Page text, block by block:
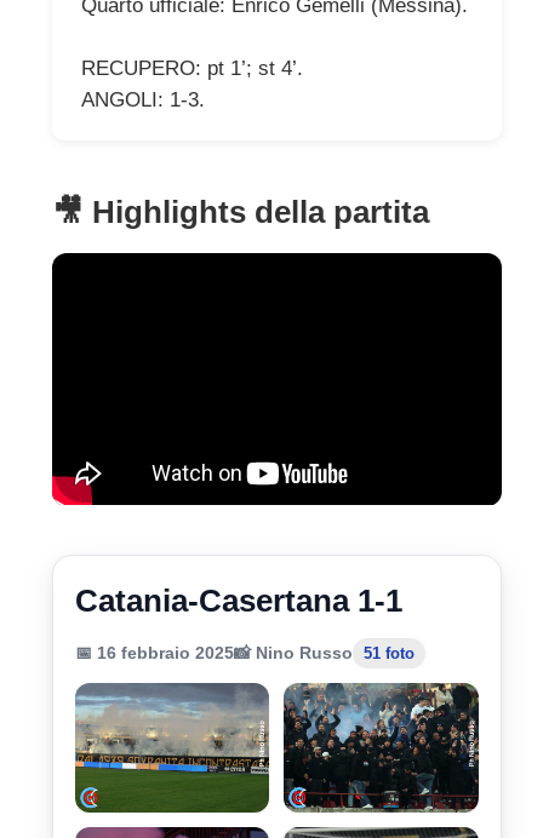
Quarto ufficiale: Enrico Gemelli (Messina).
RECUPERO: pt 1’; st 4’.
ANGOLI: 1-3.
🎥 Highlights della partita
Catania-Casertana 1-1
📅 16 febbraio 2025📸 Nino Russo 51 foto